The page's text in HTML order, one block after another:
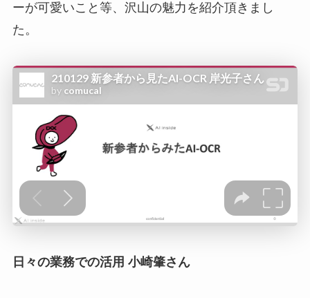
ーが可愛いこと等、沢山の魅力を紹介頂きまし
た。
日々の業務での活用 小崎肇さん